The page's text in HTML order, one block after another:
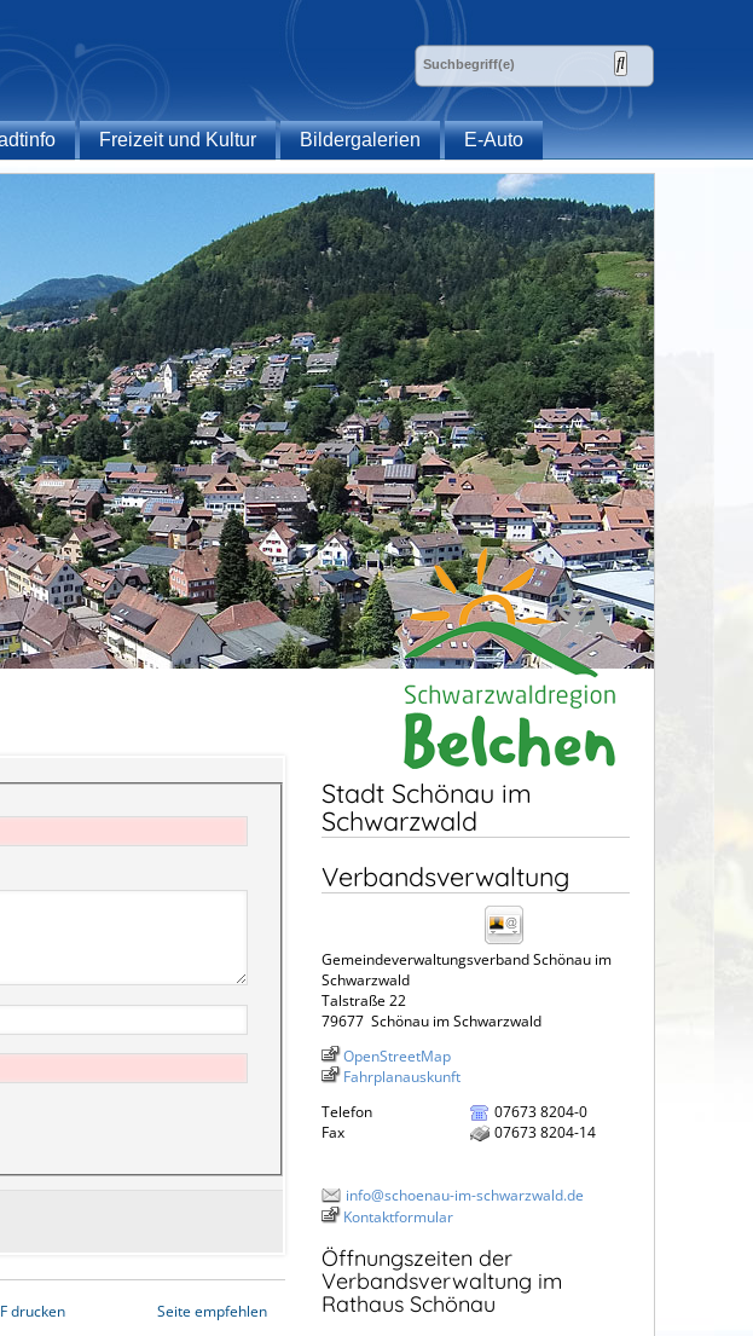
Freizeit und Kultur Bildergalerien
E-Auto
drucken Seite empfehlen
Stadt Schönau im
Schwarzwald
Verbandsverwaltung
Gemeindeverwaltungsverband Schönau im
Schwarzwald
Talstraße 22
79677 Schönau im Schwarzwald
OpenStreetMap
Fahrplanauskunft
Telefon
07673 8204-0
Fax
07673 8204-14
info@schoenau-im-schwarzwald.de
Kontaktformular
Öffnungszeiten der
Verbandsverwaltung im
Rathaus Schönau